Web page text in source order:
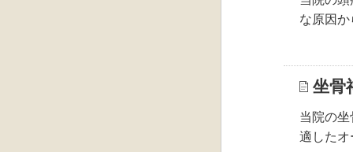
な原因
坐骨
当院の
適したオ